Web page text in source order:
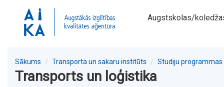
Augstskolas/
Sākums Transporta un sakaru institūts Studiju programmas
Transports un loģistika